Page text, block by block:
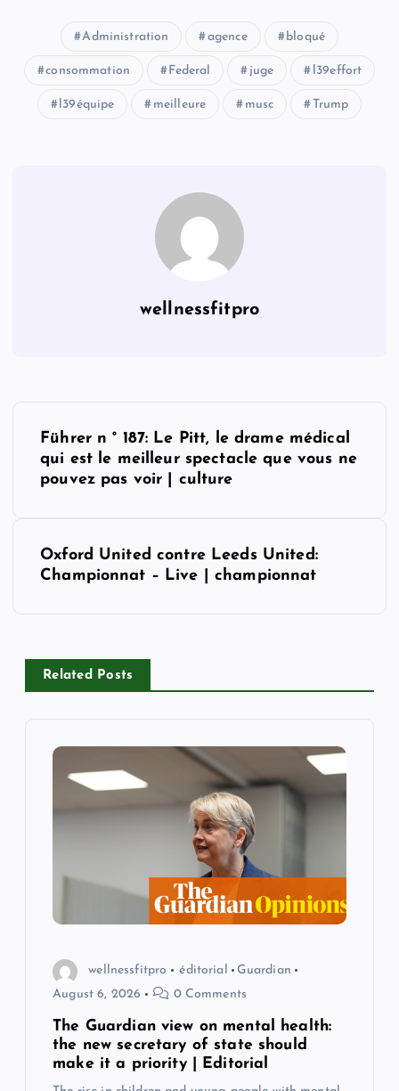
Administration agence bloqué
consommation Federal juge l39effort
l39équipe meilleure musc Trump
wellnessfitpro
v
Führer n ° 187: Le Pitt, le drame médical
qui est le meilleur spectacle que vous ne
pouvez pas voir | culture
Oxford United contre Leeds United:
Championnat – Live | championnat
Related Posts
wellnessfitpro éditorial
Guardian
August 6, 2026
0 Comments
The Guardian view on mental health:
the new secretary of state should
make it a priority | Editorial